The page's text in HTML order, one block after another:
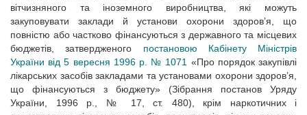
вітчизняного та іноземного виробництва, які можуть
закуповувати заклади й установи охорони здоров’я, що
повністю або частково фінансуються з державного та місцевих
бюджетів, затвердженого постановою Кабінету Міністрів
України від 5 вересня 1996 р. № 1071 «Про порядок закупівлі
лікарських засобів закладами та установами охорони здоров’я,
що фінансуються з бюджету» (Зібрання постанов Уряду
України, 1996 р., № 17, ст. 480), крім наркотичних і